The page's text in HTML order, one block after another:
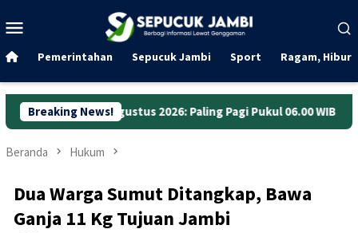
ke
Mobile
Pemerintahan Sepucuk Jambi Sport Ragam,
Breaking News!
2026: Paling Pagi Pukul 06.00 WIB Anggaran
Beranda Hukum
Dua Warga Sumut Ditangkap, Bawa
Ganja 11 Kg Tujuan Jambi